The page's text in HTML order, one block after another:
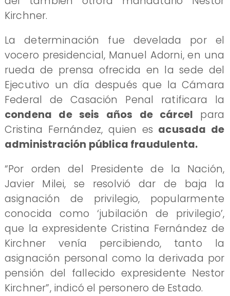
Kirchner.
La determinación fue develada por el
vocero presidencial, Manuel Adorni, en una
rueda de prensa ofrecida en la sede del
Ejecutivo un día después que la Cámara
Federal de Casación Penal ratificara la
condena de seis años de cárcel para
Cristina Fernández, quien es acusada de
administración pública fraudulenta.
​“Por orden del Presidente de la Nación,
Javier Milei, se resolvió dar de baja la
asignación de privilegio, popularmente
conocida como ‘jubilación de privilegio’,
que la expresidente Cristina Fernández de
Kirchner venía percibiendo, tanto la
asignación personal como la derivada por
pensión del fallecido expresidente Nestor
Kirchner”, indicó el personero de Estado.